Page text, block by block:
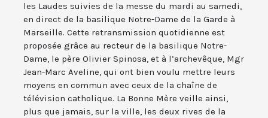
les Laudes suivies de la messe du mardi au samedi,
en direct de la basilique Notre-Dame de la Garde à
Marseille. Cette retransmission quotidienne est
proposée grâce au recteur de la basilique Notre-
Dame, le père Olivier Spinosa, et à l’archevêque, Mgr
Jean-Marc Aveline, qui ont bien voulu mettre leurs
moyens en commun avec ceux de la chaîne de
télévision catholique. La Bonne Mère veille ainsi,
plus que jamais, sur la ville, les deux rives de la